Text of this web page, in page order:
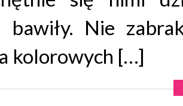
bawiły. Nie
kolorowych […]